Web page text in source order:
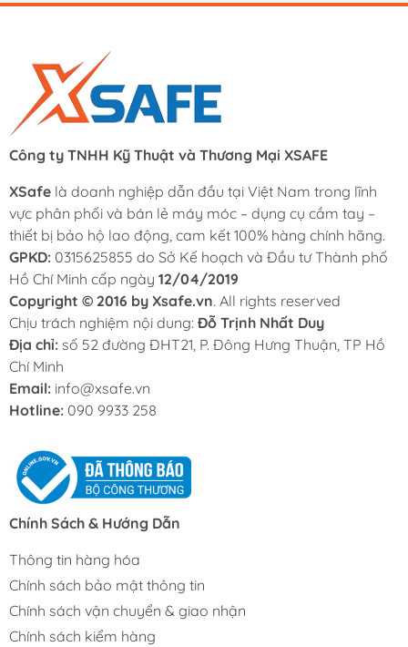
Công ty TNHH Kỹ Thuật và Thương Mại XSAFE
XSafe là doanh nghiệp dẫn đầu tại Việt Nam trong lĩnh
vực phân phối và bán lẻ máy móc – dụng cụ cầm tay –
thiết bị bảo hộ lao động, cam kết 100% hàng chính hãng.
GPKD: 0315625855 do Sở Kế hoạch và Đầu tư Thành phố
Hồ Chí Minh cấp ngày 12/04/2019
Copyright © 2016 by Xsafe.vn. All rights reserved
Chịu trách nghiệm nội dung: Đỗ Trịnh Nhất Duy
Địa chỉ: số 52 đường ĐHT21, P. Đông Hưng Thuận, TP Hồ
Chí Minh
Email: info@xsafe.vn
Hotline: 090 9933 258
Chính Sách & Hướng Dẫn
Thông tin hàng hóa
Chính sách bảo mật thông tin
Chính sách vận chuyển & giao nhận
Chính sách kiểm hàng